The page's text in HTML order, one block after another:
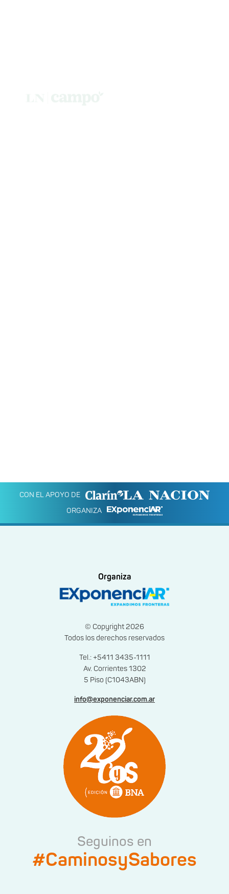
CON EL APOYO DE
ORGANIZA
Organiza
© Copyright 2026
Todos los derechos reservados
Tel.: +5411 3435-1111
Av. Corrientes 1302
5 Piso (C1043ABN)
info@exponenciar.com.ar
Seguinos en
#CaminosySabores